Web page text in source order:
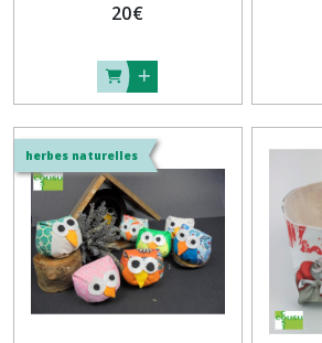
20€
herbes naturelles